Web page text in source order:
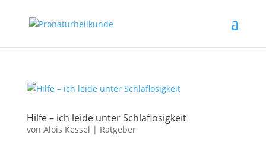
Hilfe – ich leide unter Schlaflosigkeit
von Alois Kessel | Ratgeber